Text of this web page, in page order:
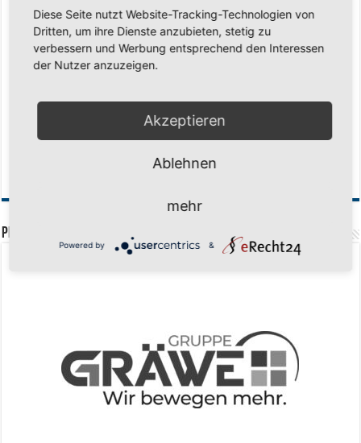
Saison 2026/2027 Trainingszeiten Jugend 15. Mai 2026
Regionalliga-Meister SV Haspe 70 12. Mai 2026
Historischer Triumph in Langen: Ü45 krönt sich zum fünften Mal in Folge
Zum Heimabschluss ein Ausrufezeichen
Mission Titelverteidigung: LOCO Express greift nach dem fünften Titel in
PREMIUMPARTNER
Diese Seite nutzt Website-Tracking-Technologien von
Dritten, um ihre Dienste anzubieten, stetig zu
verbessern und Werbung entsprechend den Interessen
der Nutzer anzuzeigen.
Akzeptieren
Ablehnen
mehr
Powered by &